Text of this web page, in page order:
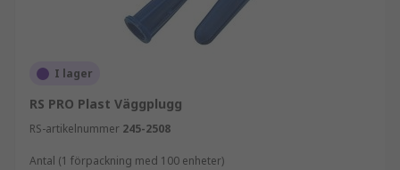
I lager
RS PRO Plast Väggplugg
RS-artikelnummer 245-2508
Antal (1 förpackning med 100 enheter)